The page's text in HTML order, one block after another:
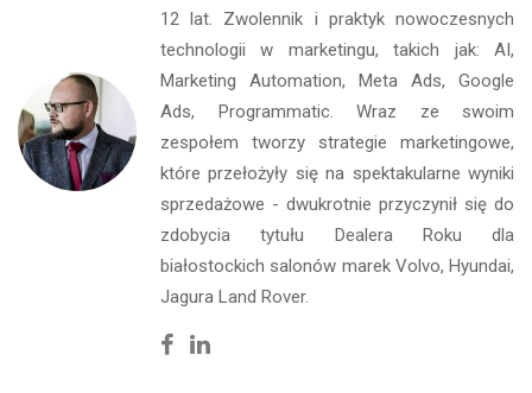
12 lat. Zwolennik i praktyk nowoczesnych
technologii w marketingu, takich jak: AI,
Marketing Automation, Meta Ads, Google
Ads, Programmatic. Wraz ze swoim
zespołem tworzy strategie marketingowe,
które przełożyły się na spektakularne wyniki
sprzedażowe - dwukrotnie przyczynił się do
zdobycia tytułu Dealera Roku dla
białostockich salonów marek Volvo, Hyundai,
Jagura Land Rover.
Facebook
Linkedin